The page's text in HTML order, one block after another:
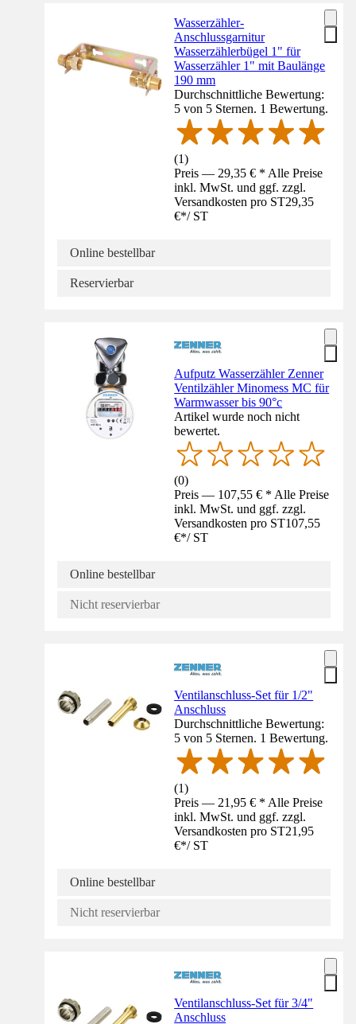
Wasserzähler-
Anschlussgarnitur
Wasserzählerbügel 1" für
Wasserzähler 1" mit Baulänge
190 mm
Durchschnittliche Bewertung:
5 von 5 Sternen. 1 Bewertung.
(1)
Preis — 29,35 € * Alle Preise
inkl. MwSt. und ggf. zzgl.
Versandkosten pro ST29,35
€*/ ST
Online bestellbar
Reservierbar
Aufputz Wasserzähler Zenner
Ventilzähler Minomess MC für
Warmwasser bis 90°c
Artikel wurde noch nicht
bewertet.
(0)
Preis — 107,55 € * Alle Preise
inkl. MwSt. und ggf. zzgl.
Versandkosten pro ST107,55
€*/ ST
Online bestellbar
Nicht reservierbar
Ventilanschluss-Set für 1/2"
Anschluss
Durchschnittliche Bewertung:
5 von 5 Sternen. 1 Bewertung.
(1)
Preis — 21,95 € * Alle Preise
inkl. MwSt. und ggf. zzgl.
Versandkosten pro ST21,95
€*/ ST
Online bestellbar
Nicht reservierbar
Ventilanschluss-Set für 3/4"
Anschluss